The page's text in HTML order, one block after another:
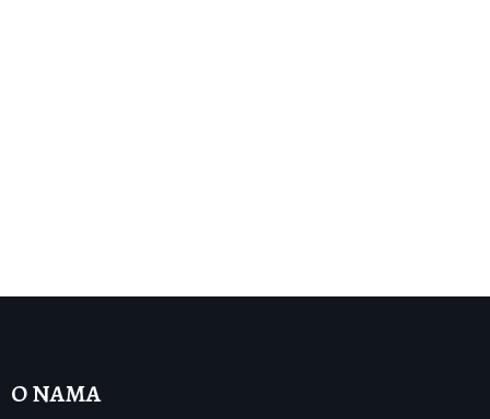
O NAMA